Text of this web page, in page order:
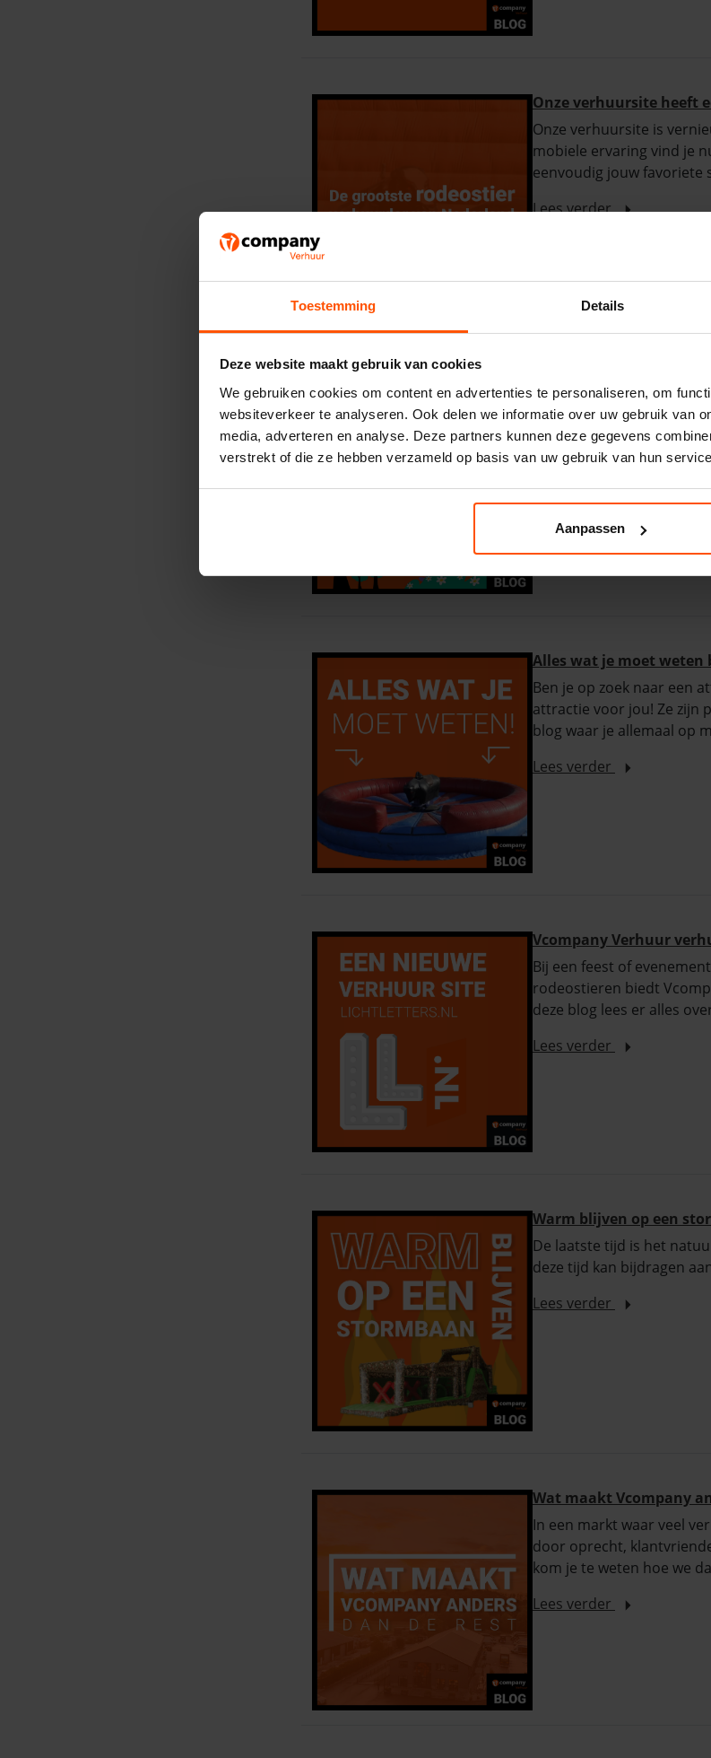
Toestemming Details
Deze website maakt gebruik van cookies
We gebruiken cookies om content en advertenties te personaliseren, om
websiteverkeer te analyseren. Ook delen we informatie over uw gebruik van
media, adverteren en analyse. Deze partners kunnen deze gegevens
verstrekt of die ze hebben verzameld op basis van uw gebruik van hun
Aanpassen
Onze verhuursite heeft
Onze verhuursite is
mobiele ervaring vind je
eenvoudig jouw favoriete
Lees verder
De lente staat weer
De lente komt eraan en
feest of evenement te
een leuke attractie maakt
Lees verder
Alles wat je moet
Ben je op zoek naar een
attractie voor jou! Ze zijn
blog waar je allemaal op
Lees verder
Vcompany Verhuur
Bij een feest of
rodeostieren biedt
deze blog lees er alles
Lees verder
Warm blijven op een
De laatste tijd is het
deze tijd kan bijdragen
Lees verder
Wat maakt Vcompany
In een markt waar veel
door oprecht,
kom je te weten hoe we
Lees verder